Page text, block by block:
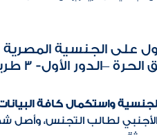
على الجنسية المصرية
سالم بالقاهرة، أو من خلال مكاتب وسطاء الهجرة.
واستكمال كافة البيانات
لطالب التجنس، وأصل